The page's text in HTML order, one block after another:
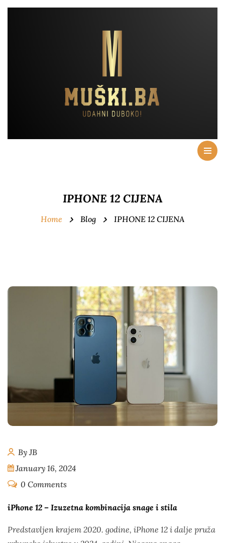
IPHONE 12 CIJENA
Home Blog IPHONE 12 CIJENA
By JB
January 16, 2024
0 Comments
iPhone 12 – Izuzetna kombinacija snage i stila
Predstavljen krajem 2020. godine, iPhone 12 i dalje pruža